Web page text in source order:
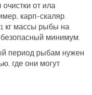
от ила
карп-скаляр.
кг массы рыбы на
минимум.
период рыбам нужен
где они могут